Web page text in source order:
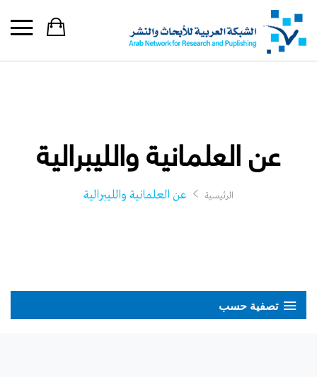
عن العلمانية والليبرالية
الرئيسية عن العلمانية والليبرالية
تصفية حسب